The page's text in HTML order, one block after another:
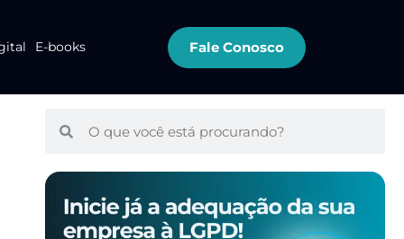
E-books Fale Conosco